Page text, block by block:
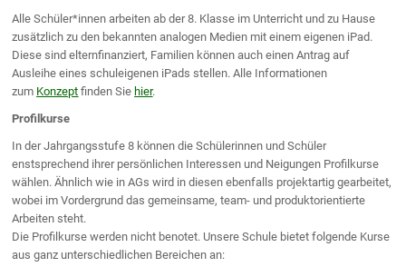
Alle Schüler*innen arbeiten ab der 8. Klasse im Unterricht und zu Hause
zusätzlich zu den bekannten analogen Medien mit einem eigenen iPad.
Diese sind elternfinanziert, Familien können auch einen Antrag auf
Ausleihe eines schuleigenen iPads stellen. Alle Informationen
zum Konzept finden Sie hier.
Profilkurse
In der Jahrgangsstufe 8 können die Schülerinnen und Schüler
enstsprechend ihrer persönlichen Interessen und Neigungen Profilkurse
wählen. Ähnlich wie in AGs wird in diesen ebenfalls projektartig gearbeitet,
wobei im Vordergrund das gemeinsame, team- und produktorientierte
Arbeiten steht.
Die Profilkurse werden nicht benotet. Unsere Schule bietet folgende Kurse
aus ganz unterschiedlichen Bereichen an: